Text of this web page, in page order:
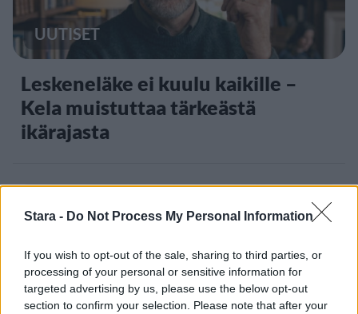
Stara - Do Not Process My Personal Information
If you wish to opt-out of the sale, sharing to third parties, or
processing of your personal or sensitive information for
targeted advertising by us, please use the below opt-out
section to confirm your selection. Please note that after your
UUTISET
Leskeneläke ei kuulu kaikille –
Kela muistuttaa tärkeästä
ikärajasta
2